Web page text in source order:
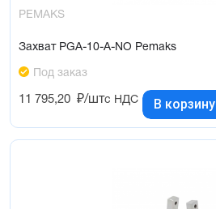
PEMAKS
Захват PGA-10-A-NO Pemaks
Под заказ
11 795,20 ₽/штс НДС В корзину